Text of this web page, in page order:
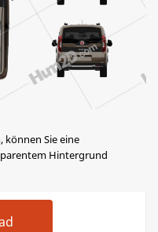
können Sie eine
Hintergrund